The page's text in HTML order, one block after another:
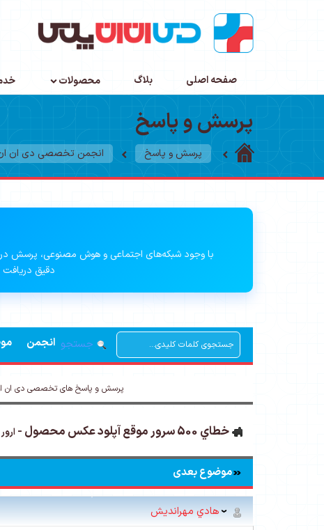
صفحه اصلی بلاگ محصولات
پرسش و پاسخ
پرسش و پاسخ انجمن تخصصی دی ان
با وجود شبکه‌های اجتماعی و هوش مصنوعی، پرسش
دقیق دریافت
انجمن جستجو
پرسش و پاسخ های تخصصی دی ان
خطاي 500 سرور موقع آپلود عکس محصول - ارور 500 موقع آپلود عکس در پنل
موضوع بعدی
هادي مهرانديش